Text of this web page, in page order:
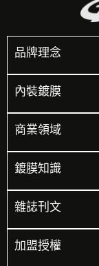
品牌理念
內裝鍍膜
商業領域
鍍膜知識
雜誌刊文
加盟授權